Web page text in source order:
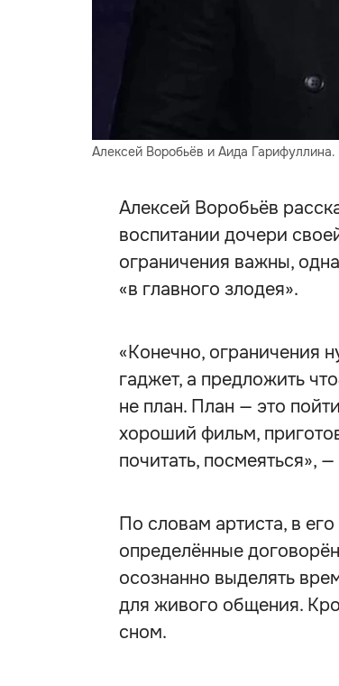
Алексей Воробьёв и Аида
Алексей Воробьёв
воспитании дочери
ограничения важны,
«в главного злодея».
«Конечно, ограничения
гаджет, а предложить
не план. План — это
хороший фильм,
почитать, посмеяться»,
По словам артиста, в
определённые
осознанно выделять
для живого общения.
сном.